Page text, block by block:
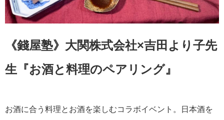
《錢屋塾》大関株式会社×吉田より子先
生『お酒と料理のペアリング』
お酒に合う料理とお酒を楽しむコラボイベント。日本酒を